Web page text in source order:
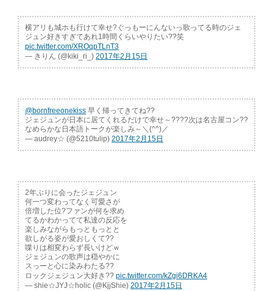
横アリも城ホも行けて幸せ?ぐっもーにんないっ歌ってる時のジェ
ジュン好きすぎてあれ1時間くらいやりたい??笑
pic.twitter.com/XROqpTLnT3
— きりん (@kiki_ri_) 2017年2月15日
@bornfreeonekiss 早く帰ってきてね??
ジェジュンが日本に居てくれるだけで幸せ～????次は名古屋コン??
なめらかな日本語トークが楽しみ～＼(^^)／
— audrey☆ (@5210tulip) 2017年2月15日
2年ぶりに会ったジェジュン
何一つ変わってなく可愛さが
倍増した位?ファンが何を求め
てるかわかってて私達の反応を
楽しみながらもっともっとと
欲しがる姿が愛おしくて??
喋りは相変わらず長いけどｗ
ジェジュンの歌声は穏やかに
スっーと心に染みわたる??
ロックジェジュン大好き?? pic.twitter.com/kZgi6DRKA4
— shie☆JYJ☆holic (@KjjShie) 2017年2月15日